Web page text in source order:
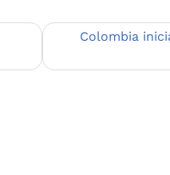
Colombia